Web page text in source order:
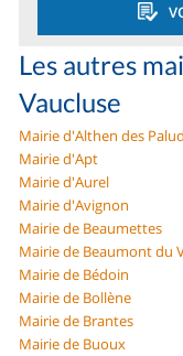
Les autres
Vaucluse
Mairie d'Althen des
Mairie d'Apt
Mairie d'Aurel
Mairie d'Avignon
Mairie de Beaumettes
Mairie de Beaumont du
Mairie de Bédoin
Mairie de Bollène
Mairie de Brantes
Mairie de Buoux